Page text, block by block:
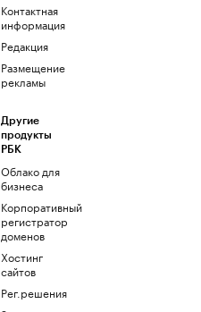
Контактная
информация
Редакция
Размещение
рекламы
Другие
продукты
РБК
Облако для
бизнеса
Корпоративный
регистратор
доменов
Хостинг
сайтов
Рег.решения